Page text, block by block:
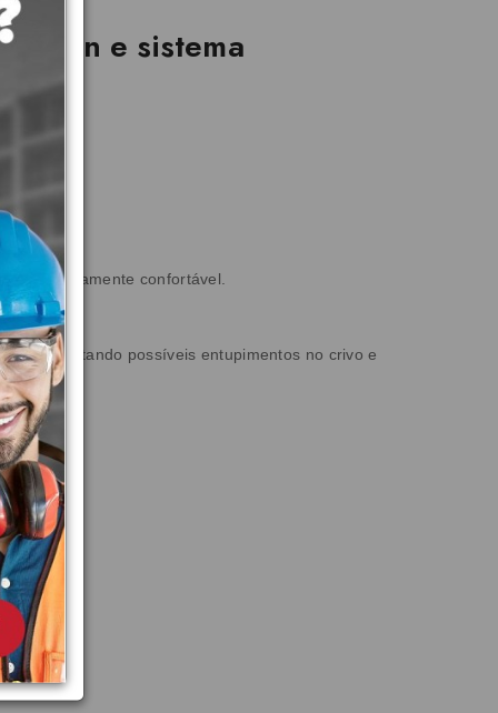
e sistema
extremamente confortável.
Evitando possíveis entupimentos no crivo e